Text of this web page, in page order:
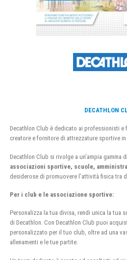
DECATHLON
Decathlon Club è dedicato ai professionisti e
creatore e fornitore di attrezzature sportive
Decathlon Club si rivolge a un’ampia gamma
associazioni sportive, scuole,
desiderose di promuovere l’attività fisica tra
Per i club e le associazione sportive:
Personalizza la tua divisa, rendi unica la tua
di Decathlon. Con Decathlon Club puoi
personalizzato per il tuo club, oltre ad una
allenamenti e le tue partite.